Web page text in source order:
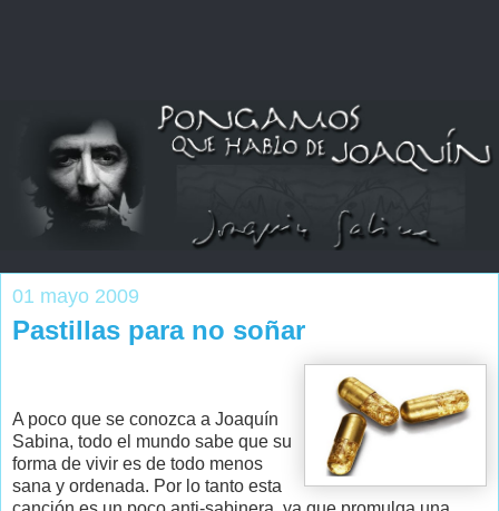
01 mayo 2009
Pastillas para no soñar
A poco que se conozca a Joaquín
Sabina, todo el mundo sabe que su
forma de vivir es de todo menos
sana y ordenada. Por lo tanto esta